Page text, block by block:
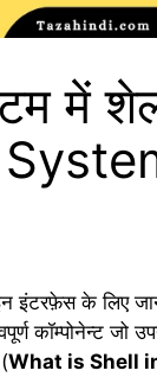
में
के लिए
कॉम्पोनेन्ट जो
What is Shell